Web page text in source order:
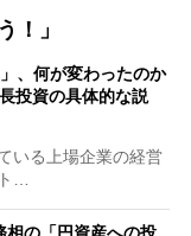
！」
、何が変わったのか
投資の具体的な説
いる上場企業の経営
…